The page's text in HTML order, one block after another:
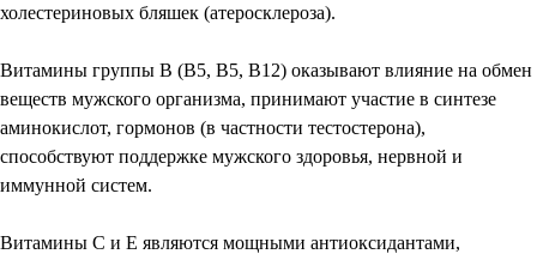
холестериновых бляшек (атеросклероза).
Витамины группы В (В5, В5, В12) оказывают влияние на обмен
веществ мужского организма, принимают участие в синтезе
аминокислот, гормонов (в частности тестостерона),
способствуют поддержке мужского здоровья, нервной и
иммунной систем.
Витамины С и Е являются мощными антиоксидантами,